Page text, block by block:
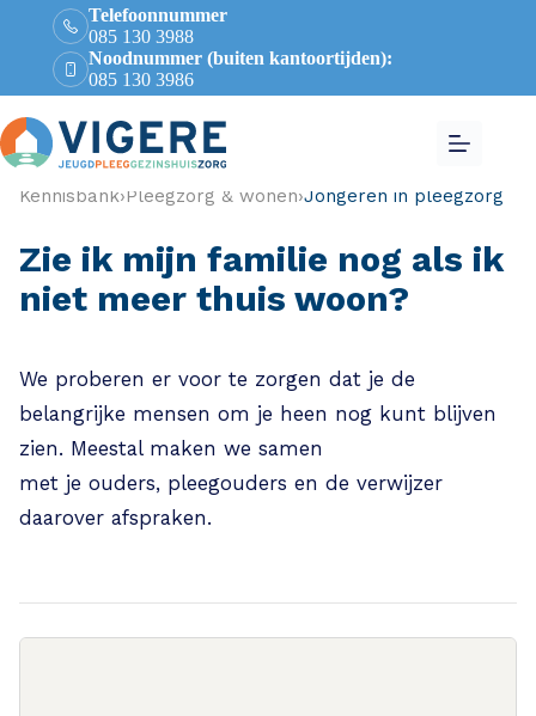
Telefoonnummer
085 130 3988
Noodnummer (buiten kantoortijden):
085 130 3986
Kennisbank›Pleegzorg & wonen›Jongeren in pleegzorg
Zie ik mijn familie nog als ik
niet meer thuis woon?
We proberen er voor te zorgen dat je de
belangrijke mensen om je heen nog kunt blijven
zien. Meestal maken we samen
met je ouders, pleegouders en de verwijzer
daarover afspraken.